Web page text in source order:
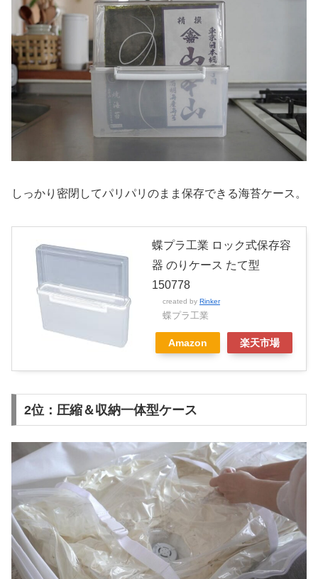
しっかり密閉してパリパリのまま保存できる海苔ケース。
蝶プラ工業 ロック式保存容
器 のりケース たて型
150778
created by Rinker
蝶プラ工業
Amazon 楽天市場
2位：圧縮＆収納一体型ケース